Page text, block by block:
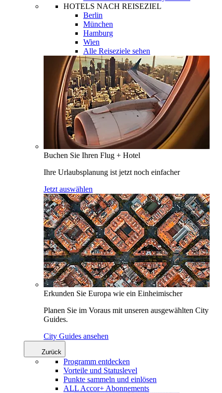
HOTELS NACH REISEZIEL
Berlin
München
Hamburg
Wien
Alle Reiseziele sehen
Buchen Sie Ihren Flug + Hotel
Ihre Urlaubsplanung ist jetzt noch einfacher
Jetzt auswählen
Erkunden Sie Europa wie ein Einheimischer
Planen Sie im Voraus mit unseren ausgewählten City
Guides.
City Guides ansehen
Zurück
Programm entdecken
Vorteile und Statuslevel
Punkte sammeln und einlösen
ALL Accor+ Abonnements